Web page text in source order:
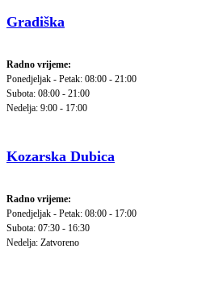
Gradiška
Radno vrijeme:
Ponedjeljak - Petak: 08:00 - 21:00
Subota: 08:00 - 21:00
Nedelja: 9:00 - 17:00
Kozarska Dubica
Radno vrijeme:
Ponedjeljak - Petak: 08:00 - 17:00
Subota: 07:30 - 16:30
Nedelja: Zatvoreno